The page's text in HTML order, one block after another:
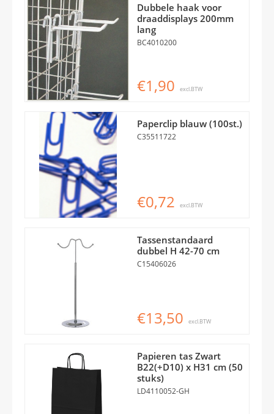
Dubbele haak voor
draaddisplays 200mm
lang
BC4010200
€1,90 excl.BTW
Paperclip blauw (100st.)
C35511722
€0,72 excl.BTW
Tassenstandaard
dubbel H 42-70 cm
C15406026
€13,50 excl.BTW
Papieren tas Zwart
B22(+D10) x H31 cm (50
stuks)
LD4110052-GH